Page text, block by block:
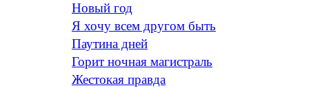
Новый год
Я хочу всем другом быть
Паутина дней
Горит ночная магистраль
Жестокая правда